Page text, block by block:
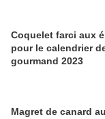
Coquelet farci aux
pour le calendrier
gourmand 2023
Magret de canard